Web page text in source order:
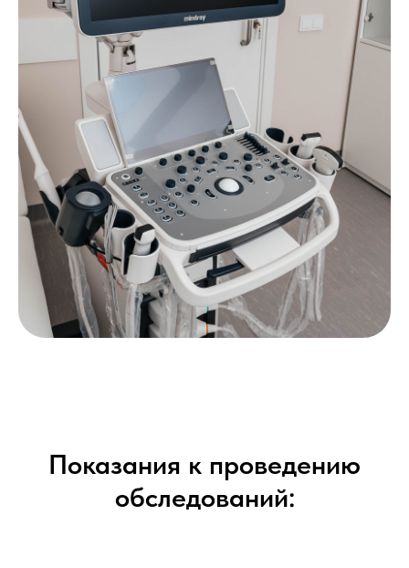
Показания к проведению
обследований: